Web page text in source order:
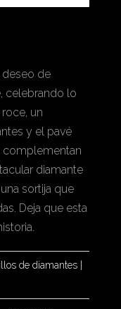
deseo de
celebrando lo
un
y el pavé
complementan
diamante
sortija que
Deja que esta
de diamantes|